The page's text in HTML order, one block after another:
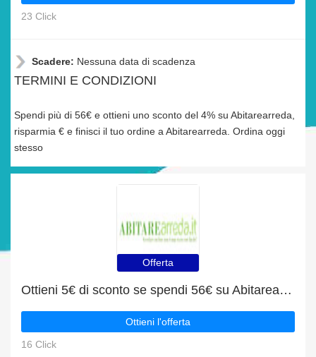
23 Click
Scadere: Nessuna data di scadenza
TERMINI E CONDIZIONI
Spendi più di 56€ e ottieni uno sconto del 4% su Abitarearreda,
risparmia € e finisci il tuo ordine a Abitarearreda. Ordina oggi
stesso
Offerta
Ottieni 5€ di sconto se spendi 56€ su Abitarearreda
Ottieni l'offerta
16 Click